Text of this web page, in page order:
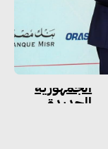
الجمهورية
الجديدة